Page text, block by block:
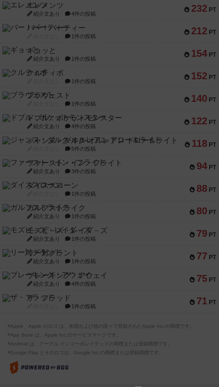
232 PT
エレメンツ
紹介文あり 4件の投稿
212 PT
バー！パーティー
1件の投稿
154 PT
ギョッと
紹介文あり 1件の投稿
152 PT
クルティボ
1件の投稿
140 PT
ブラヴェスト
1件の投稿
122 PT
ドブル：ポケットモンスター
紹介文あり 4件の投稿
118 PT
ジャンヌ・ダルク-オルレアン ドロー＆ライト
5件の投稿
94 PT
ファースト・イン・フライト
紹介文あり 3件の投稿
88 PT
ダイススローン
1件の投稿
80 PT
ガルフストライク
紹介文あり 1件の投稿
79 PT
モズビ－ズ・レイダ－ズ
紹介文あり 1件の投稿
77 PT
リー対グラント
紹介文あり 1件の投稿
75 PT
ブレーキング・アウェイ
紹介文あり 4件の投稿
71 PT
ザ・フラッド
1件の投稿
※Apple、Apple のロゴ は、米国および他の国々で登録されたApple Inc.の商標です。
※App Store は、Apple Inc.のサービスマークです。
※Android は、グーグル インコーポレイテッドの商標または登録商標です。
※Google Play とそのロゴは、Google Inc.の商標または登録商標です。